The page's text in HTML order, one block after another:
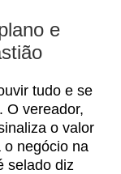
e
tudo e se
O vereador,
o valor
negócio na
selado diz